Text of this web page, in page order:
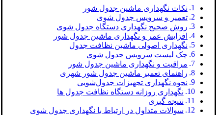
نکات نگهداری ماشین جدول‌ شور
تعمیر و سرویس جدول‌ شوی
روش صحیح نگهداری دستگاه جدول‌ شوی
افزایش عمر و نگهداری ماشین جدول شور
نگهداری اصولی ماشین نظافت جدول
چک‌ لیست سرویس جدول ‌شوی
مراقبت و نگهداری ماشین جدول شور
راهنمای تعمیر ماشین جدول ‌شور شهری
نحوه نگهداری تجهیزات جدول‌شویی
نگهداری روزانه دستگاه نظافت جدول‌ ها
نتیجه گیری
سوالات متداول در ارتباط با نگهداری جدول شوی